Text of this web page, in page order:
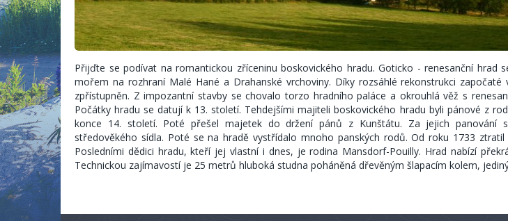
Přijďte se podívat na romantickou zříceninu boskovického hradu. Goticko - renesanční hrad
mořem na rozhraní Malé Hané a Drahanské vrchoviny. Díky rozsáhlé rekonstrukci
zpřístupněn. Z impozantní stavby se chovalo torzo hradního paláce a okrouhlá věž s
Počátky hradu se datují k 13. století. Tehdejšími majiteli boskovického hradu byli pánové z
konce 14. století. Poté přešel majetek do držení pánů z Kunštátu. Za jejich panování
středověkého sídla. Poté se na hradě vystřídalo mnoho panských rodů. Od roku 1733
Posledními dědici hradu, kteří jej vlastní i dnes, je rodina Mansdorf-Pouilly. Hrad nabízí
Technickou zajímavostí je 25 metrů hluboká studna poháněná dřevěným šlapacím kolem,